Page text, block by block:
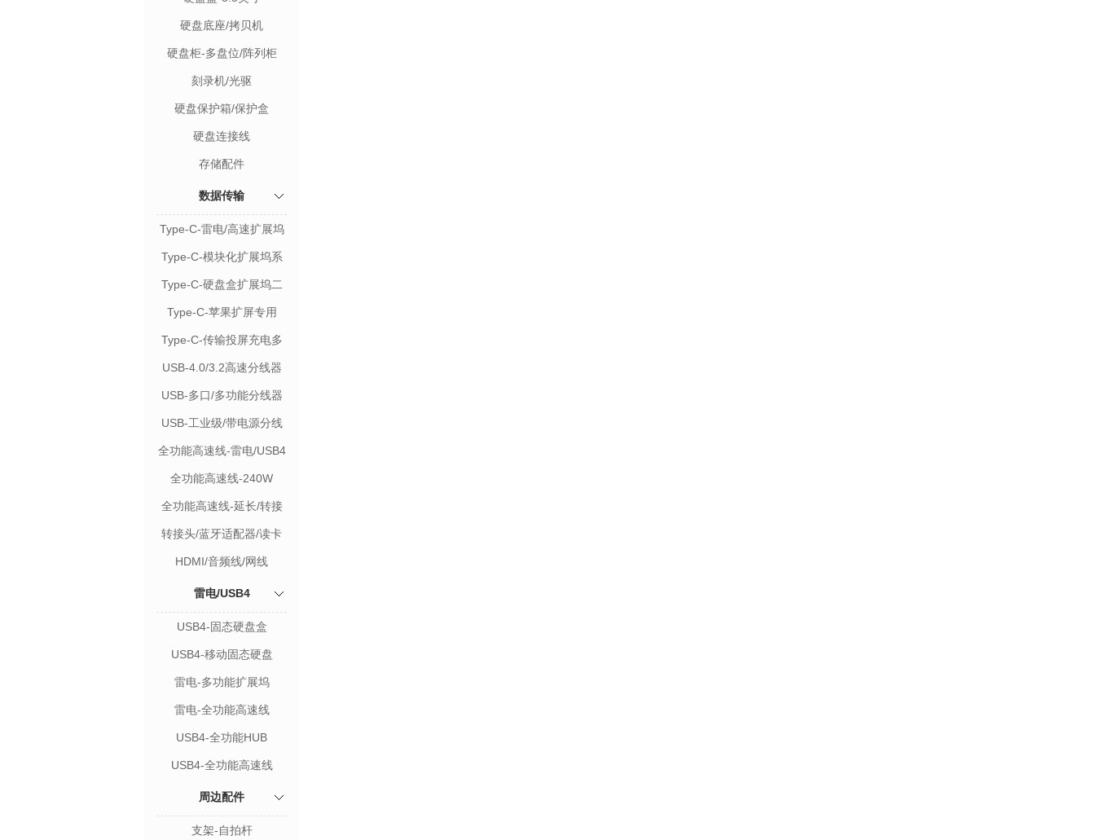
硬盘底座/拷贝机
硬盘柜-多盘位/阵列柜
刻录机/光驱
硬盘保护箱/保护盒
硬盘连接线
存储配件
数据传输
Type-C-雷电/高速扩展坞
Type-C-模块化扩展坞系
Type-C-硬盘盒扩展坞二
合一
Type-C-苹果扩屏专用
Type-C-传输投屏充电多
功能
USB-4.0/3.2高速分线器
USB-多口/多功能分线器
USB-工业级/带电源分线
器
全功能高速线-雷电/USB4
全功能高速线-240W
全功能高速线-延长/转接
转接头/蓝牙适配器/读卡
器/配件
HDMI/音频线/网线
雷电/USB4
USB4-固态硬盘盒
USB4-移动固态硬盘
雷电-多功能扩展坞
雷电-全功能高速线
USB4-全功能HUB
USB4-全功能高速线
周边配件
支架-自拍杆